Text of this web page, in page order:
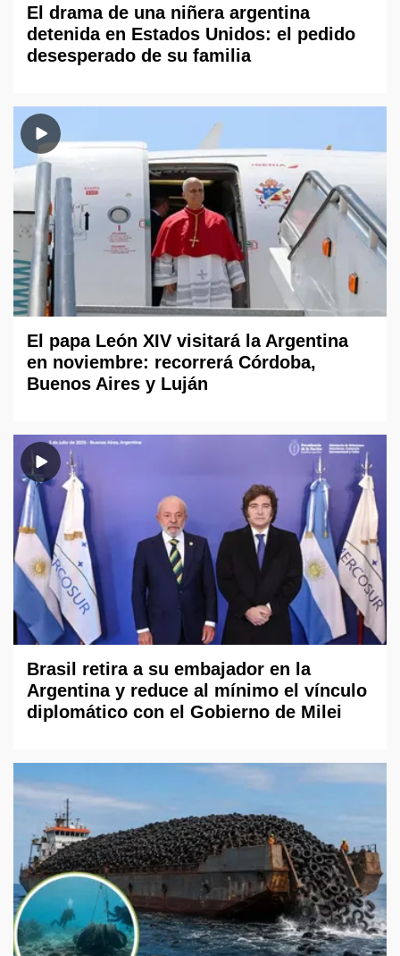
El drama de una niñera argentina
detenida en Estados Unidos: el pedido
desesperado de su familia
El papa León XIV visitará la Argentina
en noviembre: recorrerá Córdoba,
Buenos Aires y Luján
Brasil retira a su embajador en la
Argentina y reduce al mínimo el vínculo
diplomático con el Gobierno de Milei